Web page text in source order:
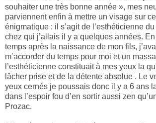
souhaiter une très bonne année », mes
parviennent enfin à mettre un visage sur
énigmatique : il s’agit de l’esthéticienne
chez qui j’allais il y a quelques années.
temps après la naissance de mon fils,
m’accorder du temps pour moi et un
l’esthéticienne constituait à mes yeux la
lâcher prise et de la détente absolue . Le
yeux cernés je poussais donc il y a 6 ans
dans l’espoir fou d’en sortir aussi zen
Prozac.